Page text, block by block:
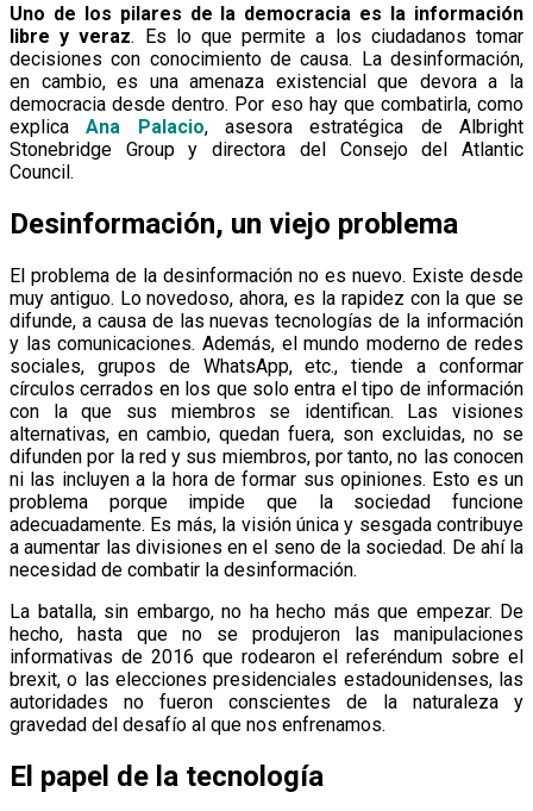
Uno de los pilares de la democracia es la información
libre y veraz. Es lo que permite a los ciudadanos tomar
decisiones con conocimiento de causa. La desinformación,
en cambio, es una amenaza existencial que devora a la
democracia desde dentro. Por eso hay que combatirla, como
explicaAna Palacio, asesora estratégica de Albright
Stonebridge Group y directora del Consejo del Atlantic
Council.
Desinformación, un viejo problema
El problema de la desinformación no es nuevo. Existe desde
muy antiguo. Lo novedoso, ahora, es la rapidez con la que se
difunde, a causa de las nuevas tecnologías de la información
y las comunicaciones. Además, el mundo moderno de redes
sociales, grupos de WhatsApp, etc., tiende a conformar
círculos cerrados en los que solo entra el tipo de información
con la que sus miembros se identifican. Las visiones
alternativas, en cambio, quedan fuera, son excluidas, no se
difunden por la red y sus miembros, por tanto, no las conocen
ni las incluyen a la hora de formar sus opiniones. Esto es un
problema porque impide que la sociedad funcione
adecuadamente. Es más, la visión única y sesgada contribuye
a aumentar las divisiones en el seno de la sociedad. De ahí la
necesidad de combatir la desinformación.
La batalla, sin embargo, no ha hecho más que empezar. De
hecho, hasta que no se produjeron las manipulaciones
informativas de 2016 que rodearon el referéndum sobre el
brexit, o las elecciones presidenciales estadounidenses, las
autoridades no fueron conscientes de la naturaleza y
gravedad del desafío al que nos enfrenamos.
El papel de la tecnología